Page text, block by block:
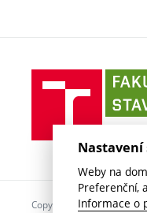
Copyright © 2026 VUT v
Nastavení
Weby na
Preferenční,
Informace o